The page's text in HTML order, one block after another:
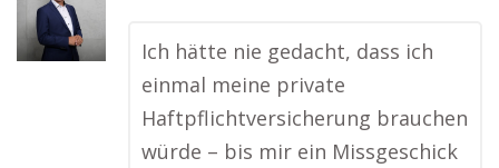
Ich hätte nie gedacht, dass ich
einmal meine private
Haftpflichtversicherung brauchen
würde – bis mir ein Missgeschick